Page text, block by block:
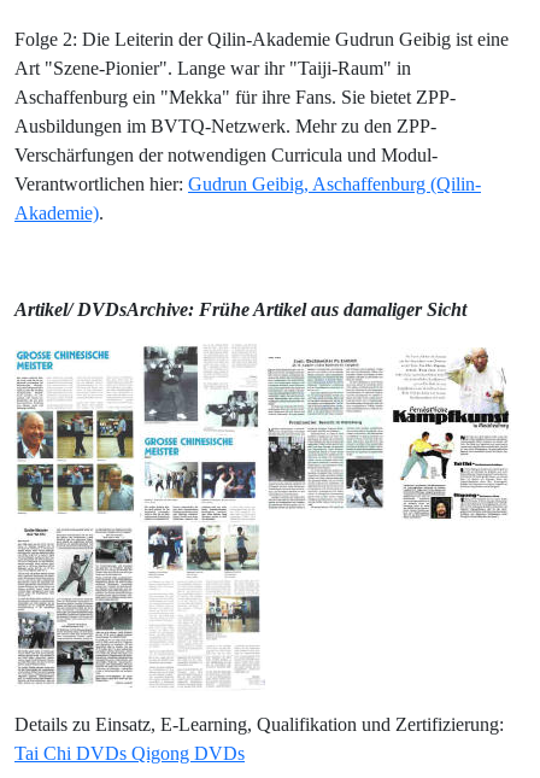
Folge 2: Die Leiterin der Qilin-Akademie Gudrun Geibig ist eine
Art "Szene-Pionier". Lange war ihr "Taiji-Raum" in
Aschaffenburg ein "Mekka" für ihre Fans. Sie bietet ZPP-
Ausbildungen im BVTQ-Netzwerk. Mehr zu den ZPP-
Verschärfungen der notwendigen Curricula und Modul-
Verantwortlichen hier: Gudrun Geibig, Aschaffenburg (Qilin-
Akademie).
Artikel/ DVDsArchive: Frühe Artikel aus damaliger Sicht
Details zu Einsatz, E-Learning, Qualifikation und Zertifizierung:
Tai Chi DVDs Qigong DVDs